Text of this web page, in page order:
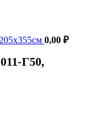
0,00 ₽
Г50,